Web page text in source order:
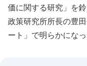
価に関する研究」を
政策研究所所長の豊
ート」で明らかにな